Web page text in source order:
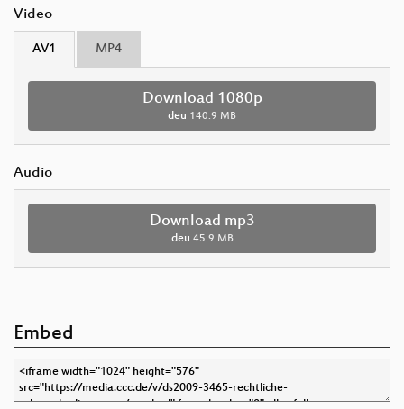
Video
AV1 MP4
Download 1080p
deu 140.9 MB
Audio
Download mp3
deu 45.9 MB
Embed